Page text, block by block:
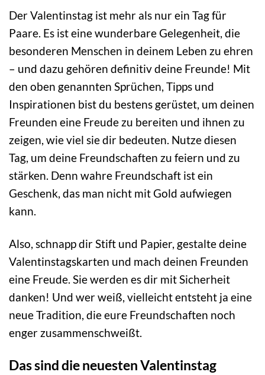
Der Valentinstag ist mehr als nur ein Tag für
Paare. Es ist eine wunderbare Gelegenheit, die
besonderen Menschen in deinem Leben zu ehren
– und dazu gehören definitiv deine Freunde! Mit
den oben genannten Sprüchen, Tipps und
Inspirationen bist du bestens gerüstet, um deinen
Freunden eine Freude zu bereiten und ihnen zu
zeigen, wie viel sie dir bedeuten. Nutze diesen
Tag, um deine Freundschaften zu feiern und zu
stärken. Denn wahre Freundschaft ist ein
Geschenk, das man nicht mit Gold aufwiegen
kann.
Also, schnapp dir Stift und Papier, gestalte deine
Valentinstagskarten und mach deinen Freunden
eine Freude. Sie werden es dir mit Sicherheit
danken! Und wer weiß, vielleicht entsteht ja eine
neue Tradition, die eure Freundschaften noch
enger zusammenschweißt.
Das sind die neuesten Valentinstag